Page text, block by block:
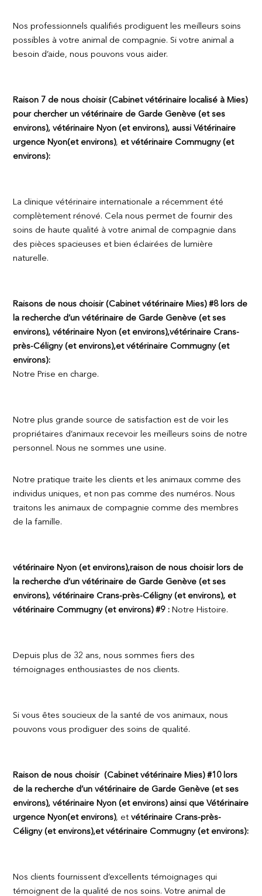
Nos professionnels qualifiés prodiguent les meilleurs soins
possibles à votre animal de compagnie. Si votre animal a
besoin d’aide, nous pouvons vous aider.
Raison 7 de nous choisir (Cabinet vétérinaire localisé à Mies)
pour chercher un vétérinaire de Garde Genève (et ses
environs), vétérinaire Nyon (et environs), aussiVétérinaire
urgence Nyon(et environs), et vétérinaire Commugny (et
environs):
La clinique vétérinaire internationale a récemment été
complètement rénové. Cela nous permet de fournir des
soins de haute qualité à votre animal de compagnie dans
des pièces spacieuses et bien éclairées de lumière
naturelle.
Raisons de nous choisir (Cabinet vétérinaire Mies) #8 lors de
la recherche d’un vétérinaire de Garde Genève (et ses
environs), vétérinaire Nyon (et environs),vétérinaire Crans-
près-Céligny (et environs),et vétérinaire Commugny (et
environs):
Notre Prise en charge.
Notre plus grande source de satisfaction est de voir les
propriétaires d’animaux recevoir les meilleurs soins de notre
personnel. Nous ne sommes une usine.
Notre pratique traite les clients et les animaux comme des
individus uniques, et non pas comme des numéros. Nous
traitons les animaux de compagnie comme des membres
de la famille.
vétérinaire Nyon (et environs),raison de nous choisir lors de
la recherche d’un vétérinaire de Garde Genève (et ses
environs), vétérinaire Crans-près-Céligny (et environs), et
vétérinaire Commugny (et environs) #9 : Notre Histoire.
Depuis plus de 32 ans, nous sommes fiers des
témoignages enthousiastes de nos clients.
Si vous êtes soucieux de la santé de vos animaux, nous
pouvons vous prodiguer des soins de qualité.
Raison de nous choisir (Cabinet vétérinaire Mies) #10 lors
de la recherche d’un vétérinaire de Garde Genève (et ses
environs), vétérinaire Nyon (et environs) ainsi queVétérinaire
urgence Nyon(et environs), etvétérinaire Crans-près-
Céligny (et environs),et vétérinaire Commugny (et environs):
Nos clients fournissent d’excellents témoignages qui
témoignent de la qualité de nos soins. Votre animal de